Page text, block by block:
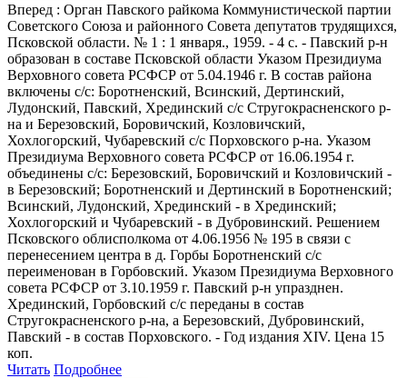
Вперед : Орган Павского райкома Коммунистической партии
Советского Союза и районного Совета депутатов трудящихся,
Псковской области. № 1 : 1 января., 1959. - 4 с. - Павский р-н
образован в составе Псковской области Указом Президиума
Верховного совета РСФСР от 5.04.1946 г. В состав района
включены с/с: Боротненский, Всинский, Дертинский,
Лудонский, Павский, Хрединский с/с Стругокрасненского р-
на и Березовский, Боровичский, Козловичский,
Хохлогорский, Чубаревский с/с Порховского р-на. Указом
Президиума Верховного совета РСФСР от 16.06.1954 г.
объединены с/с: Березовский, Боровичский и Козловичский -
в Березовский; Боротненский и Дертинский в Боротненский;
Всинский, Лудонский, Хрединский - в Хрединский;
Хохлогорский и Чубаревский - в Дубровинский. Решением
Псковского облисполкома от 4.06.1956 № 195 в связи с
перенесением центра в д. Горбы Боротненский с/с
переименован в Горбовский. Указом Президиума Верховного
совета РСФСР от 3.10.1959 г. Павский р-н упразднен.
Хрединский, Горбовский с/с переданы в состав
Стругокрасненского р-на, а Березовский, Дубровинский,
Павский - в состав Порховского. - Год издания XIV. Цена 15
коп.
Читать Подробнее